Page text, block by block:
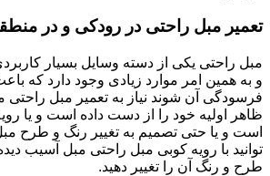
تعمیر مبل راحتی در رودکی و در
مبل راحتی یکی از دسته وسایل بسیار
و به همین امر موارد زیادی وجود دارد که
فرسودگی آن شوند نیاز به تعمیر مبل
ظاهر اولیه خود را از دست داده است و یا
است و یا حتی تصمیم به تغییر رنگ و طرح
توانید با رویه کوبی مبل راحتی مبل آسیب دیده
طرح و رنگ آن را تغییر دهید.